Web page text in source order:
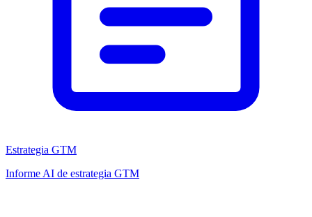
Estrategia GTM
Informe AI de estrategia GTM